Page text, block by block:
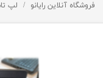
فروشگاه آنلاین رایانو لپ